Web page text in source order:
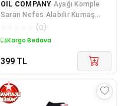
OIL COMPANY Ayağı Komple
Saran Nefes Alabilir Kumaş
Nem Emici Esnek Kışlık Asker
(0)
Kargo Bedava
399 TL